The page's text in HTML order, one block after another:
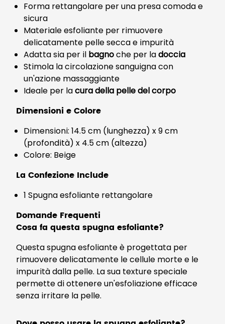
Forma rettangolare per una presa comoda e
sicura
Materiale esfoliante per rimuovere
delicatamente pelle secca e impurità
Adatta sia per il bagnoche per ladoccia
Stimola la circolazione sanguigna con
un'azione massaggiante
Ideale per lacura della pelle del corpo
Dimensioni e Colore
Dimensioni: 14.5 cm (lunghezza) x 9 cm
(profondità) x 4.5 cm (altezza)
Colore: Beige
La Confezione Include
1 Spugna esfoliante rettangolare
Domande Frequenti
Cosa fa questa spugna esfoliante?
Questa spugna esfoliante è progettata per
rimuovere delicatamente le cellule morte e le
impurità dalla pelle. La sua texture speciale
permette di ottenere un'esfoliazione efficace
senza irritare la pelle.